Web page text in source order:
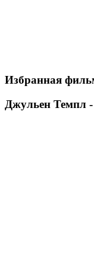
Избранная
Джульен Темпл